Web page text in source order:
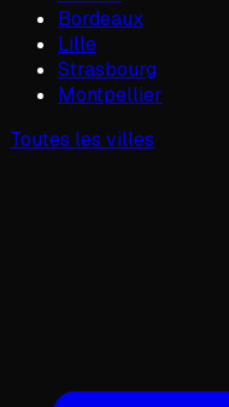
Bordeaux
Lille
Strasbourg
Montpellier
Toutes les villes